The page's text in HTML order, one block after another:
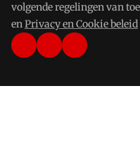
volgende regelingen van
enPrivacy en Cookie beleid